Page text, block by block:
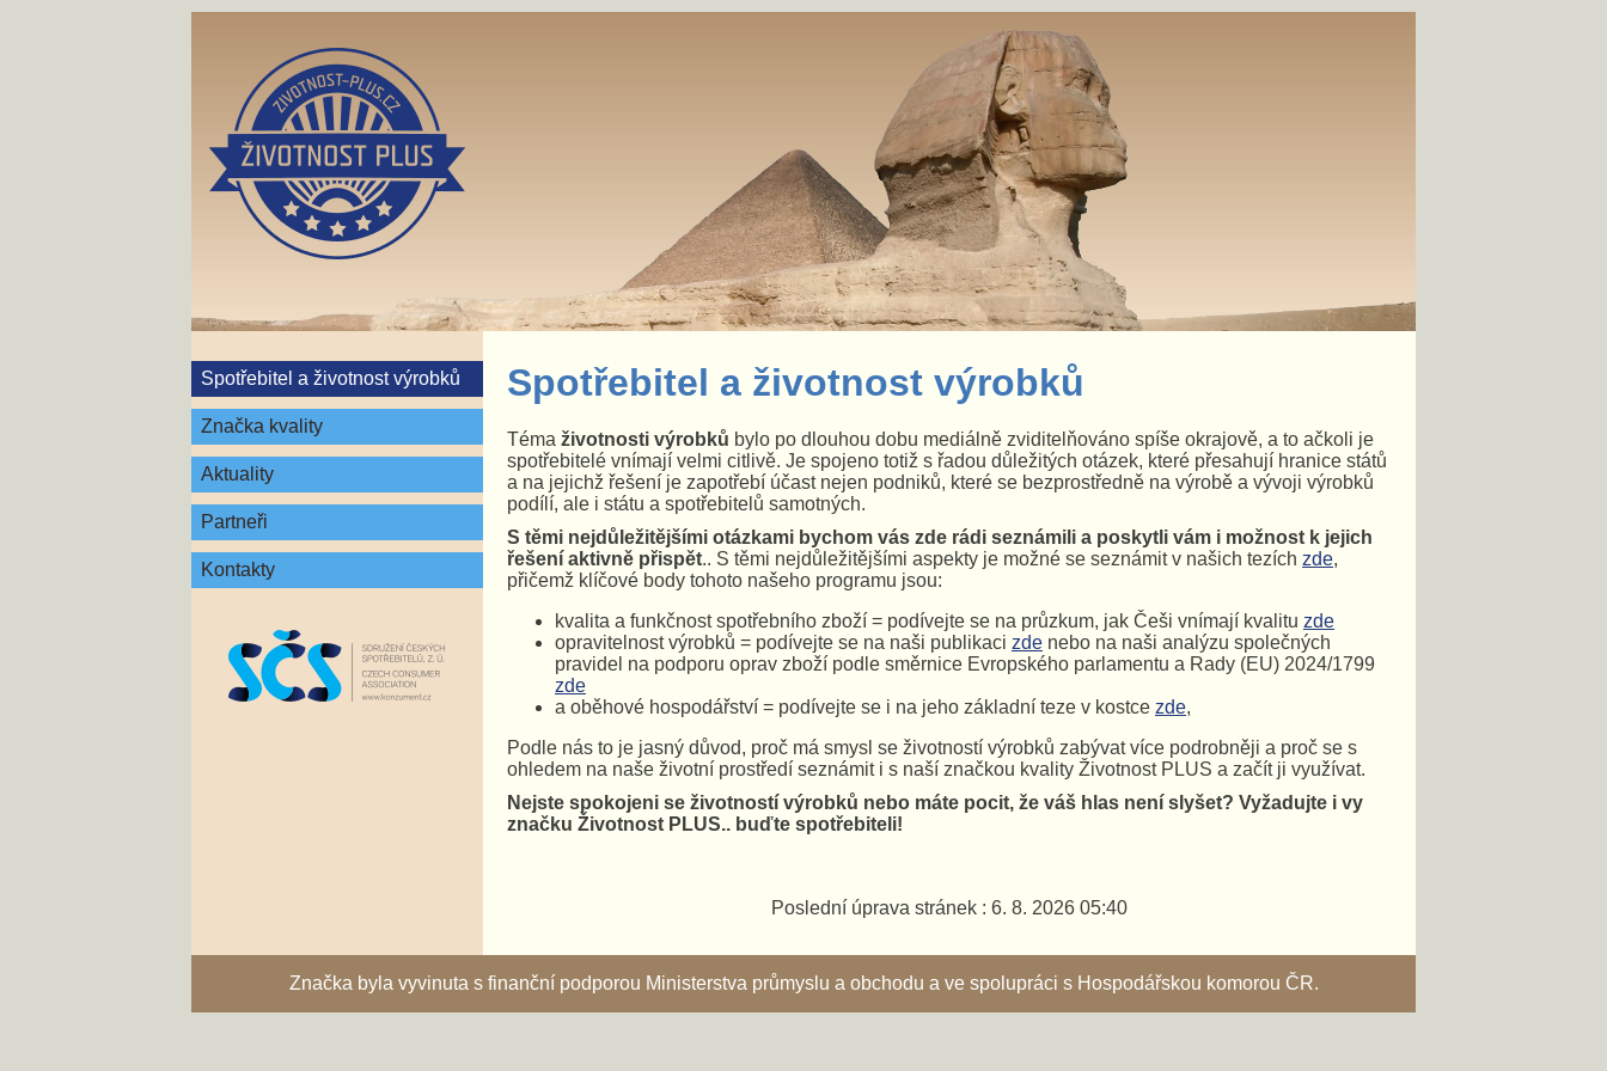
Spotřebitel a životnost výrobků
Značka kvality
Aktuality
Partneři
Kontakty
Spotřebitel a životnost výrobků
Téma životnosti výrobků bylo po dlouhou dobu mediálně zviditelňováno spíše okrajově, a to ačkoli je
spotřebitelé vnímají velmi citlivě. Je spojeno totiž s řadou důležitých otázek, které přesahují hranice států
a na jejichž řešení je zapotřebí účast nejen podniků, které se bezprostředně na výrobě a vývoji výrobků
podílí, ale i státu a spotřebitelů samotných.
S těmi nejdůležitějšími otázkami bychom vás zde rádi seznámili a poskytli vám i možnost k jejich
řešení aktivně přispět.. S těmi nejdůležitějšími aspekty je možné se seznámit v našich tezích zde,
přičemž klíčové body tohoto našeho programu jsou:
kvalita a funkčnost spotřebního zboží = podívejte se na průzkum, jak Češi vnímají kvalitu zde
opravitelnost výrobků = podívejte se na naši publikaci zde nebo na naši analýzu společných
pravidel na podporu oprav zboží podle směrnice Evropského parlamentu a Rady (EU) 2024/1799
zde
a oběhové hospodářství = podívejte se i na jeho základní teze v kostce zde,
Podle nás to je jasný důvod, proč má smysl se životností výrobků zabývat více podrobněji a proč se s
ohledem na naše životní prostředí seznámit i s naší značkou kvality Životnost PLUS a začít ji využívat.
Nejste spokojeni se životností výrobků nebo máte pocit, že váš hlas není slyšet? Vyžadujte i vy
značku Životnost PLUS.. buďte spotřebiteli!
Poslední úprava stránek : 6. 8. 2026 05:40
Značka byla vyvinuta s finanční podporou Ministerstva průmyslu a obchodu a ve spolupráci s Hospodářskou komorou ČR.